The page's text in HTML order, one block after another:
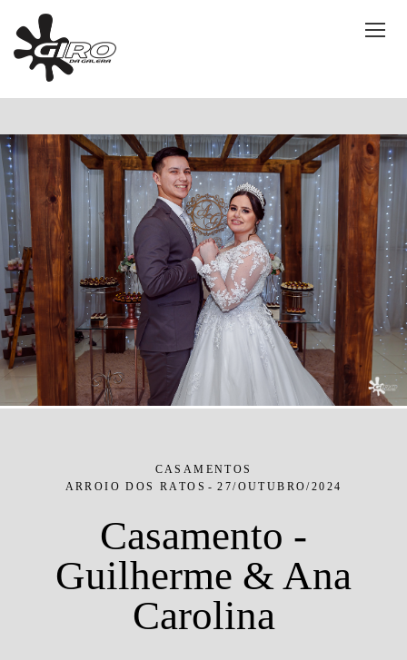
CASAMENTOS
ARROIO DOS RATOS
27/OUTUBRO/2024
Casamento -
Guilherme & Ana
Carolina